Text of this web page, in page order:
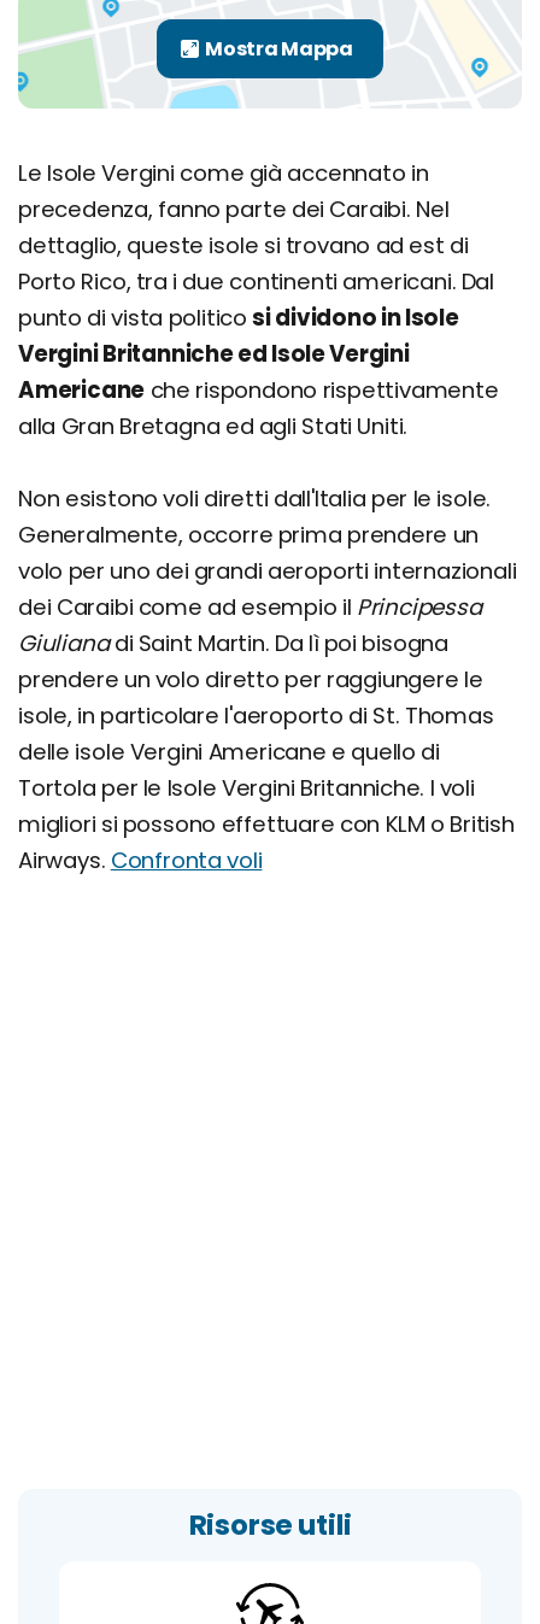
Le Isole Vergini come già accennato in
precedenza, fanno parte dei Caraibi. Nel
dettaglio, queste isole si trovano ad est di
Porto Rico, tra i due continenti americani. Dal
punto di vista politicosi dividono in Isole
Vergini Britanniche ed Isole Vergini
Americane che rispondono rispettivamente
alla Gran Bretagna ed agli Stati Uniti.
Non esistono voli diretti dall'Italia per le isole.
Generalmente, occorre prima prendere un
volo per uno dei grandi aeroporti internazionali
dei Caraibi come ad esempio il Principessa
Giulianadi Saint Martin. Da lì poi bisogna
prendere un volo diretto per raggiungere le
isole, in particolare l'aeroporto di St. Thomas
delle isole Vergini Americane e quello di
Tortola per le Isole Vergini Britanniche. I voli
migliori si possono effettuare con KLM o British
Airways. Confronta voli
Risorse utili